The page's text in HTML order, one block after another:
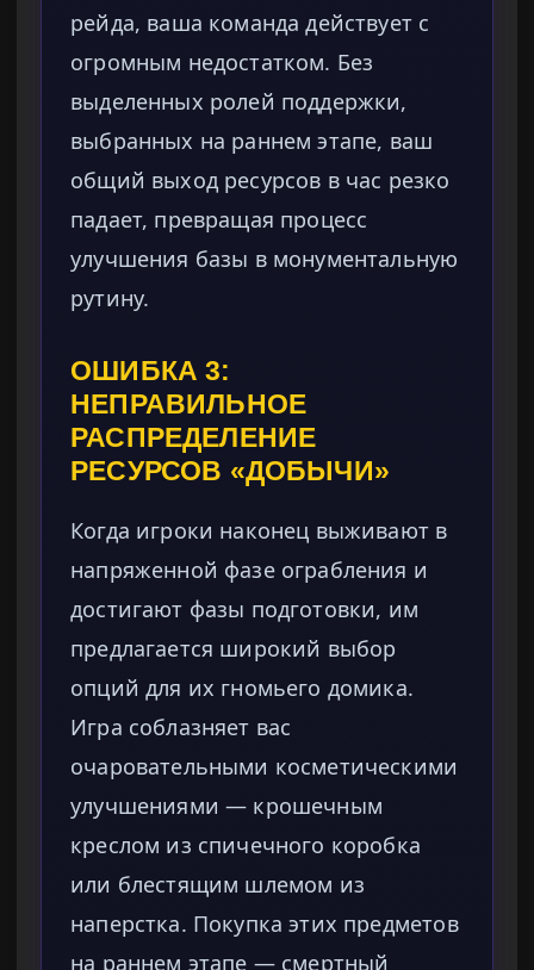
рейда, ваша команда действует с
огромным недостатком. Без
выделенных ролей поддержки,
выбранных на раннем этапе, ваш
общий выход ресурсов в час резко
падает, превращая процесс
улучшения базы в монументальную
рутину.
ОШИБКА 3:
НЕПРАВИЛЬНОЕ
РАСПРЕДЕЛЕНИЕ
РЕСУРСОВ «ДОБЫЧИ»
Когда игроки наконец выживают в
напряженной фазе ограбления и
достигают фазы подготовки, им
предлагается широкий выбор
опций для их гномьего домика.
Игра соблазняет вас
очаровательными косметическими
улучшениями — крошечным
креслом из спичечного коробка
или блестящим шлемом из
наперстка. Покупка этих предметов
на раннем этапе — смертный